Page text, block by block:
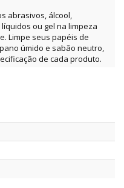
abrasivos, álcool,
ou gel na limpeza
Limpe seus papéis de
úmido e sabão neutro,
de cada produto.